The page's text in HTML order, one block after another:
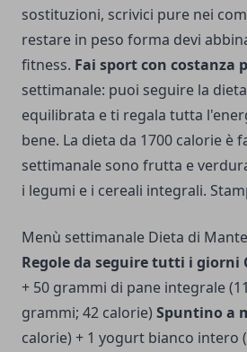
sostituzioni, scrivici pure nei
restare in peso forma devi
fitness. Fai sport con costanza
settimanale: puoi seguire la
equilibrata e ti regala tutta
bene. La dieta da 1700 calorie
settimanale sono frutta e
i legumi e i cereali integrali.
Menù settimanale Dieta di
Regole da seguire tutti i giorni
+ 50 grammi di pane integrale
grammi; 42 calorie) Spuntino a
calorie) + 1 yogurt bianco intero